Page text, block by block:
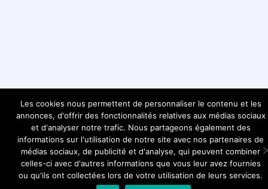
Les cookies nous permettent de personnaliser le contenu et les
annonces, d'offrir des fonctionnalités relatives aux médias sociaux
et d'analyser notre trafic. Nous partageons également des
informations sur l'utilisation de notre site avec nos partenaires de
médias sociaux, de publicité et d'analyse, qui peuvent combiner
celles-ci avec d'autres informations que vous leur avez fournies
ou qu'ils ont collectées lors de votre utilisation de leurs services.